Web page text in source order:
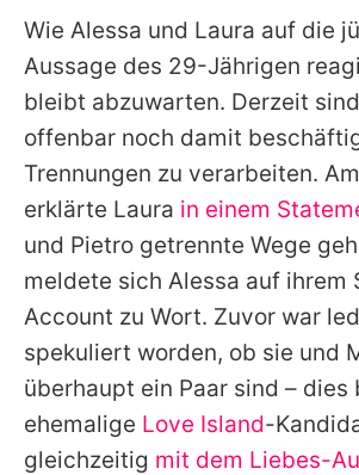
Wie Alessa und Laura auf die
Aussage des 29-Jährigen
bleibt abzuwarten. Derzeit
offenbar noch damit
Trennungen zu verarbeiten.
erklärte Laura in einem
und Pietro getrennte Wege
meldete sich Alessa auf ihrem
Account zu Wort. Zuvor war
spekuliert worden, ob sie und
überhaupt ein Paar sind –
ehemalige Love Island-
gleichzeitig mit dem Liebes-